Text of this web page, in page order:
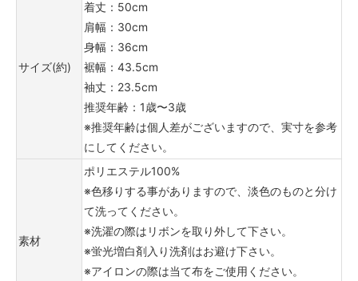
サイズ(約)
着丈：50cm
肩幅：30cm
身幅：36cm
裾幅：43.5cm
袖丈：23.5cm
推奨年齢：1歳〜3歳
※推奨年齢は個人差がございますので、実寸を参考
にしてください。
素材
ポリエステル100%
※色移りする事がありますので、淡色のものと分け
て洗ってください。
※洗濯の際はリボンを取り外して下さい。
※蛍光増白剤入り洗剤はお避け下さい。
※アイロンの際は当て布をご使用ください。